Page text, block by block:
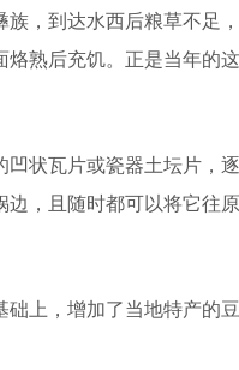
到达水西后粮草不足
烙熟后充饥。正是当年的
瓦片或瓷器土坛片，
，且随时都可以将它往原
，增加了当地特产的豆